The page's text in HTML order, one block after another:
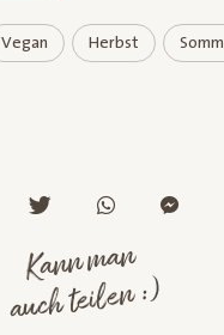
Vegan Herbst
Kann man
auch teilen :)